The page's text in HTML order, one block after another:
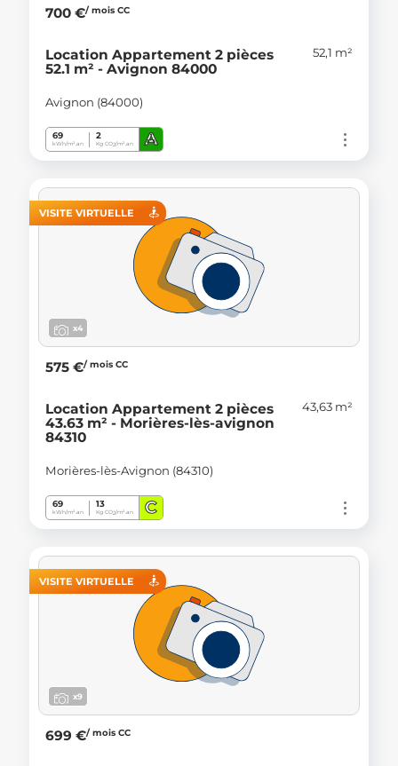
700 €/ mois CC
Location Appartement 2 pièces
52.1 m² - Avignon 84000
52,1 m²
Avignon (84000)
69
kWh/m².an
2
Kg CO2/m².an A
VISITE VIRTUELLE
x4
575 €/ mois CC
Location Appartement 2 pièces
43.63 m² - Morières-lès-avignon
84310
43,63 m²
Morières-lès-Avignon (84310)
69
kWh/m².an
13
Kg CO2/m².an C
VISITE VIRTUELLE
x9
699 €/ mois CC